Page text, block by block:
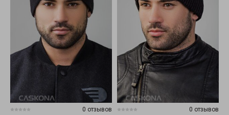
0 отзывов 0 отзывов